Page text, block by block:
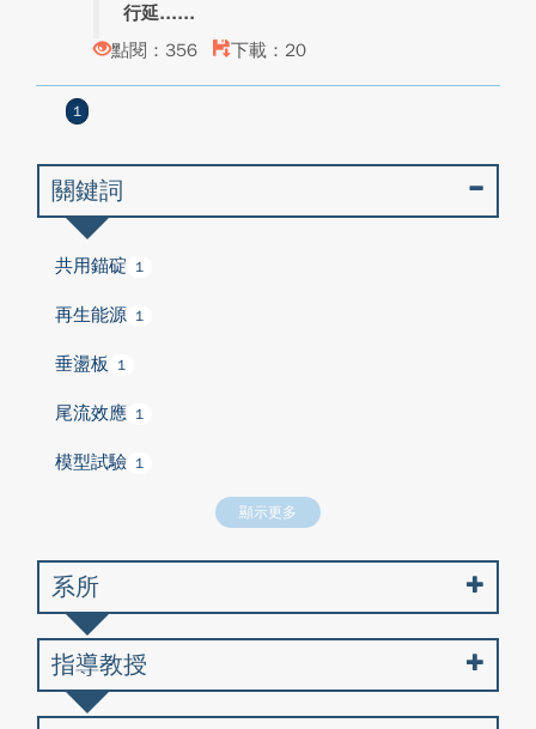
行延...
點閱：356
下載：20
1
關鍵詞
共用錨碇 1
再生能源 1
垂盪板 1
尾流效應 1
模型試驗 1
顯示更多
系所
指導教授